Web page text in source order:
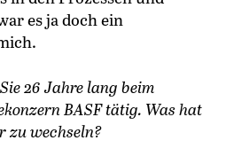
es ja doch ein
26 Jahre lang beim
BASF tätig. Was hat
zu wechseln?